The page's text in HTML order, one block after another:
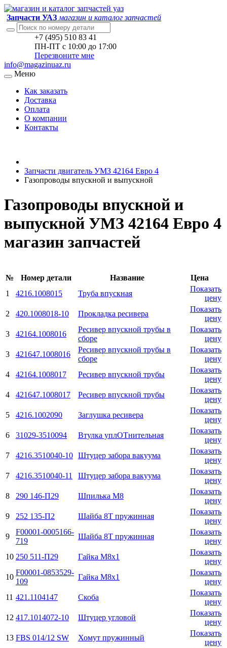
Запчасти УАЗ магазин и каталог запчастей
+7 (495) 510 83 41
ПН-ПТ с 10:00 до 17:00
Перезвоните мне
info@magazinuaz.ru
Меню
Как заказать
Доставка
Оплата
О компании
Контакты
Запчасти двигатель УМЗ 42164 Евро 4
Газопроводы впускной и выпускной
Газопроводы впускной и
выпускной УМЗ 42164 Евро 4
магазин запчастей
№ Номер детали Название
Цена
1
4216.1008015 Труба впускная
Показать
цену
2
420.1008018-10 Прокладка ресивера
Показать
цену
3
42164.1008016
Ресивер впускной трубы в
сборе
Показать
цену
3
421647.1008016
Ресивер впускной трубы в
сборе
Показать
цену
4
42164.1008017 Ресивер впускной трубы
Показать
цену
4
421647.1008017 Ресивер впускной трубы
Показать
цену
5
4216.1002090 Заглушка ресивера
Показать
цену
6
31029-3510094 Втулка уплОТнительная
Показать
цену
7
4216.3510040-10 Штуцер забора вакуума
Показать
цену
7
4216.3510040-11 Штуцер забора вакуума
Показать
цену
8
290 146-П29 Шпилька M8
Показать
цену
9
252 135-П2 Шайба 8Т пружинная
Показать
цену
9
F00001-0005166-
719
Шайба 8Т пружинная
Показать
цену
10 250 511-П29 Гайка М8х1
Показать
цену
10
F00001-0853529-
109
Гайка М8х1
Показать
цену
11 421.1104147 Скоба
Показать
цену
12 417.1014072-10 Штуцер угловой
Показать
цену
13 FBS 014/12 SW Хомут пружинный
Показать
цену